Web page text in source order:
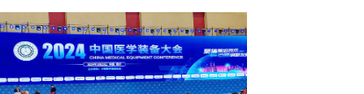
本周
未来一周
本月
医疗器械创新网网: 下月
未来一年